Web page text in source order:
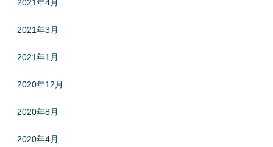
2021年4月
2021年3月
2021年1月
2020年12月
2020年8月
2020年4月